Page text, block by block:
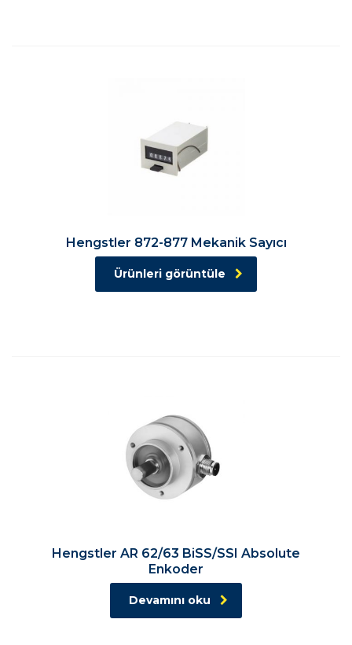
Hengstler 872-877 Mekanik Sayıcı
Ürünleri görüntüle
Hengstler AR 62/63 BiSS/SSI Absolute
Enkoder
Devamını oku